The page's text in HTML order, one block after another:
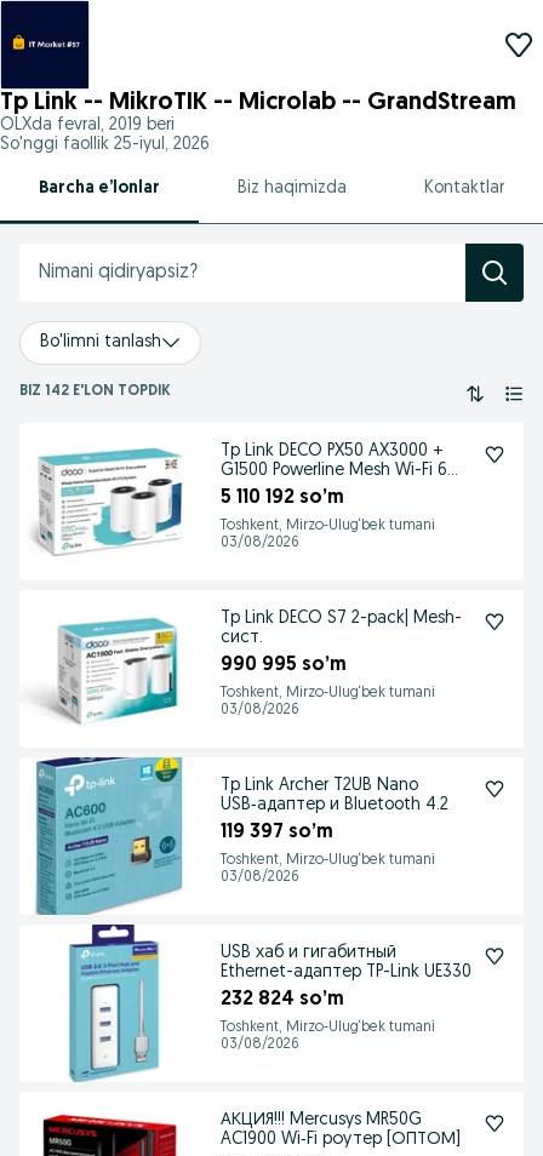
Tp Link -- MikroTIK -- Microlab -- GrandStream
OLXda fevral, 2019 beri
So'nggi faollik 25-iyul, 2026
Barcha e’lonlar Biz haqimizda Kontaktlar
Bo'limni tanlash
BIZ 142 E'LON TOPDIK
Tp Link DECO PX50 AX3000 +
G1500 Powerline Mesh Wi-Fi 6
для всего дома
5 110 192 so’m
Toshkent, Mirzo-Ulug‘bek tumani
03/08/2026
Tp Link DECO S7 2-pack| Mesh-
сист.
990 995 so’m
Toshkent, Mirzo-Ulug‘bek tumani
03/08/2026
Tp Link Archer T2UB Nano
USB‑адаптер и Bluetooth 4.2
119 397 so’m
Toshkent, Mirzo-Ulug‘bek tumani
03/08/2026
USB хаб и гигабитный
Ethernet-адаптер TP-Link UE330
232 824 so’m
Toshkent, Mirzo-Ulug‘bek tumani
03/08/2026
АКЦИЯ!!! Mercusys MR50G
AC1900 Wi‑Fi роутер [ОПТОМ]